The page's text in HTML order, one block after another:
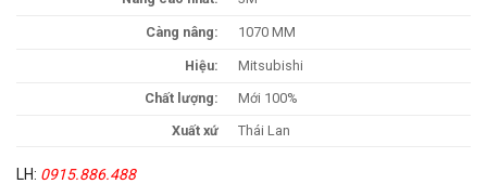
Càng nâng: 1070 MM
Hiệu:
Mitsubishi
Chất lượng:
Mới 100%
Xuất xứ
Thái Lan
LH: 0915.886.488